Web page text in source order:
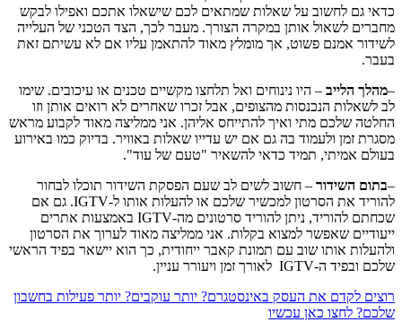
כדאי גם לחשוב על שאלות שמתאים לכם שישאלו אתכם ואפילו לבקש
מחברים לשאול אותן במקרה הצורך. מעבר לכך, הצד הטכני של העלייה
לשידור אמנם פשוט, אך מומלץ מאוד להתאמן עליו אם לא עשיתם זאת
בעבר.
–מהלך הלייב – היו נינוחים ואל תלחצו מקשיים טכנים או עיכובים. שימו
לב לשאלות הנכנסות מהצופים, אבל זכרו שאחרים לא רואים אותן וזו
החלטה שלכם מתי ואיך להתייחס אליהן. אני ממליצה מאוד לקבוע מראש
מסגרת זמן ולעמוד בה גם אם יש עדייו שאלות באוויר. בדיוק כמו באירוע
בעולם אמיתי, תמיד כדאי להשאיר "טעם של עוד".
–בתום השידור – חשוב לשים לב שעם הפסקת השידור תוכלו לבחור
להוריד את הסרטון למכשיר שלכם או להעלות אותו ל-IGTV. גם אם
שכחתם להוריד, ניתן להוריד סרטונים מה-IGTV באמצעות אתרים
ייעודיים שאפשר למצוא בקלות. אני ממליצה מאוד לערוך את הסרטון
ולהעלות אותו שוב עם תמונת קאבר ייחודית, כך הוא יישאר בפיד הראשי
שלכם ובפיד ה-IGTV לאורך זמן ויעורר עניין.
רוצים לקדם את העסק באינסטגרם? יותר עוקבים? יותר פעילות בחשבון
שלכם? לחצו כאן עכשיו